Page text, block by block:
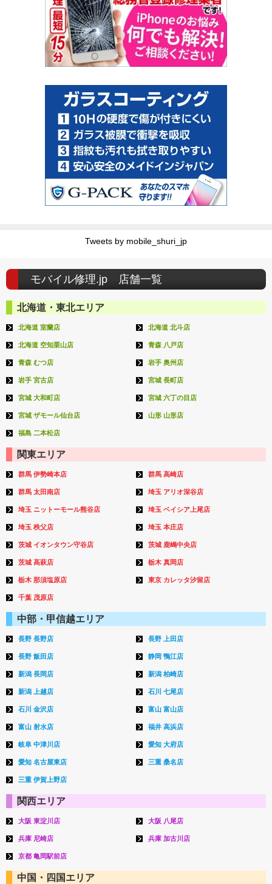
Tweets by mobile_shuri_jp
モバイル修理.jp 店舗一覧
北海道・東北エリア
北海道 室蘭店 北海道 北斗店
北海道 空知栗山店 青森 八戸店
青森 むつ店 岩手 奥州店
岩手 宮古店 宮城 長町店
宮城 大和町店 宮城 六丁の目店
宮城 ザモール仙台店 山形 山形店
福島 二本松店
関東エリア
群馬 伊勢崎本店 群馬 高崎店
群馬 太田南店 埼玉 アリオ深谷店
埼玉 ニットーモール熊谷店 埼玉 ベイシア上尾店
埼玉 秩父店 埼玉 本庄店
茨城 イオンタウン守谷店 茨城 鹿嶋中央店
茨城 高萩店 栃木 真岡店
栃木 那須塩原店 東京 カレッタ汐留店
千葉 茂原店
中部・甲信越エリア
長野 長野店 長野 上田店
長野 飯田店 静岡 鴨江店
新潟 長岡店 新潟 柏崎店
新潟 上越店 石川 七尾店
石川 金沢店 富山 富山店
富山 射水店 福井 高浜店
岐阜 中津川店 愛知 大府店
愛知 名古屋東店 三重 桑名店
三重 伊賀上野店
関西エリア
大阪 東淀川店 大阪 八尾店
兵庫 尼崎店 兵庫 加古川店
京都 亀岡駅前店
中国・四国エリア